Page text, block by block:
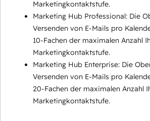
Marketingkontaktstufe.
Marketing Hub Professional: Die
Versenden von E-Mails pro
10-Fachen der maximalen Anzahl
Marketingkontaktstufe.
Marketing Hub Enterprise: Die
Versenden von E-Mails pro
20-Fachen der maximalen Anzahl
Marketingkontaktstufe.